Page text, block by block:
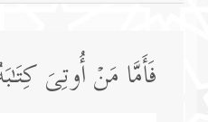
فَأَمَّا مَنۡ أُوتِیَ